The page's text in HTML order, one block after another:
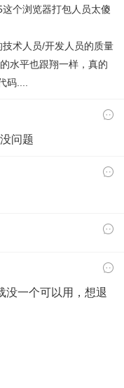
个浏览器打包人员太傻
术人员/开发人员的质量
水平也跟翔一样，真的
码....
问题
没一个可以用，想退